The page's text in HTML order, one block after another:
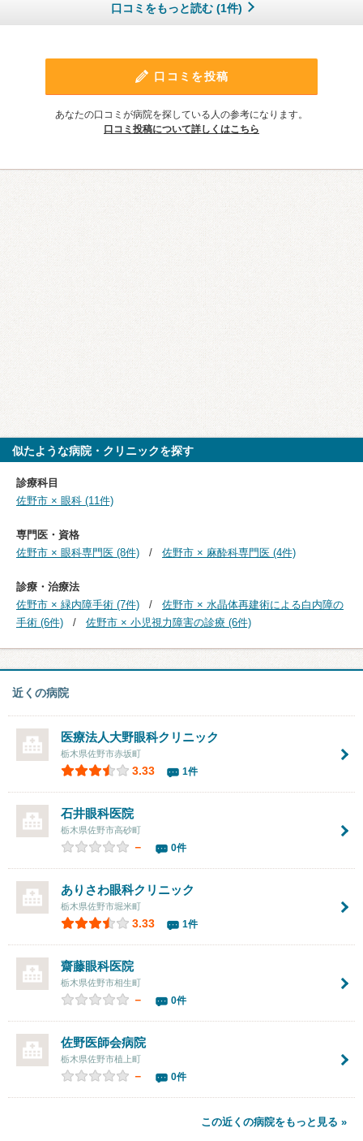
口コミをもっと読む (1件)
口コミを投稿
あなたの口コミが病院を探している人の参考になります。
口コミ投稿について詳しくはこちら
似たような病院・クリニックを探す
診療科目
佐野市 × 眼科 (11件)
専門医・資格
佐野市 × 眼科専門医 (8件)
佐野市 × 麻酔科専門医 (4件)
診療・治療法
佐野市 × 緑内障手術 (7件)
佐野市 × 水晶体再建術による白内障の
手術 (6件)
佐野市 × 小児視力障害の診療 (6件)
近くの病院
医療法人大野眼科クリニック
栃木県佐野市赤坂町
3.33 1件
石井眼科医院
栃木県佐野市高砂町
－ 0件
ありさわ眼科クリニック
栃木県佐野市堀米町
3.33 1件
齋藤眼科医院
栃木県佐野市相生町
－ 0件
佐野医師会病院
栃木県佐野市植上町
－ 0件
この近くの病院をもっと見る »